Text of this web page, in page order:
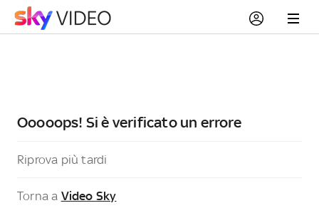
Ooooops! Si è verificato un errore
Riprova più tardi
Torna a Video Sky